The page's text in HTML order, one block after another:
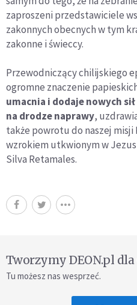
zaproszeni przedstawiciele
zakonnych obecnych w tym
zakonne i świeccy.
Przewodniczący chilijskiego
ogromne znaczenie
umacnia i dodaje nowych
na drodze naprawy,
także powrotu do naszej misji
wzrokiem utkwionym w
Silva Retamales.
Tworzymy DEON.pl dla
Tu możesz nas wesprzeć.